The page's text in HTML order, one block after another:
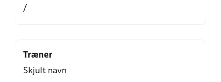
/
Træner
Skjult navn